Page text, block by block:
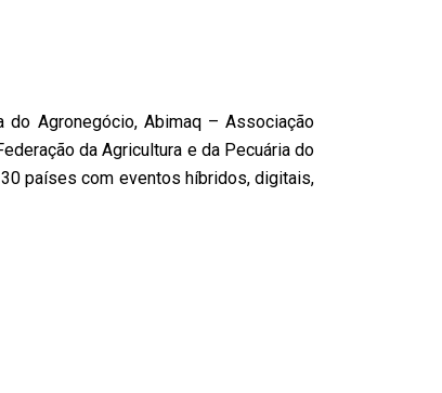
Agronegócio, Abimaq – Associação
da Agricultura e da Pecuária do
países com eventos híbridos, digitais,